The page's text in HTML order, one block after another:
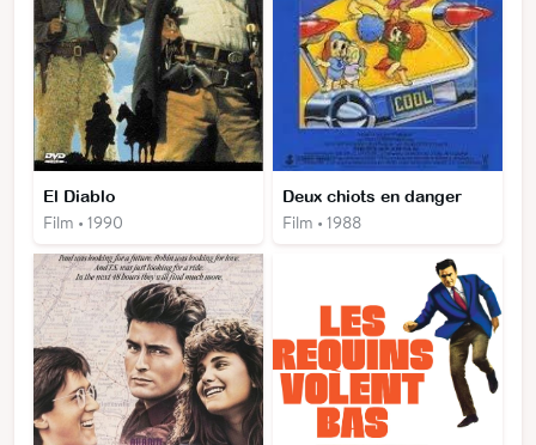
El Diablo
Film • 1990
Deux chiots en danger
Film • 1988